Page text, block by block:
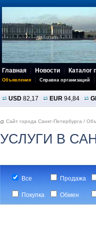
Главная Новости Каталог
Объявления Справка организаций
USD 82,17 EUR 94,84
Сайт города Санкт-Петербурга /
УСЛУГИ В
Все Продажа
Покупка Обмен